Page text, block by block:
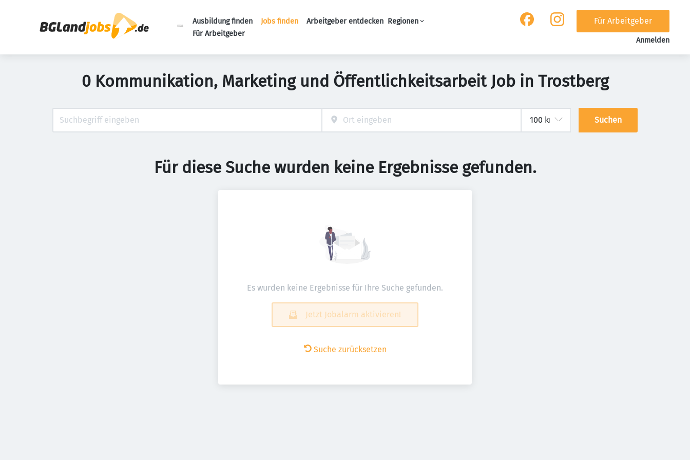
Ausbildung finden Jobs finden Arbeitgeber entdecken Regionen
Für Arbeitgeber
Für Arbeitgeber
Anmelden
0 Kommunikation, Marketing und Öffentlichkeitsarbeit Job in Trostberg
Suchen
Für diese Suche wurden keine Ergebnisse gefunden.
Es wurden keine Ergebnisse für Ihre Suche gefunden.
Jetzt Jobalarm aktivieren!
Suche zurücksetzen